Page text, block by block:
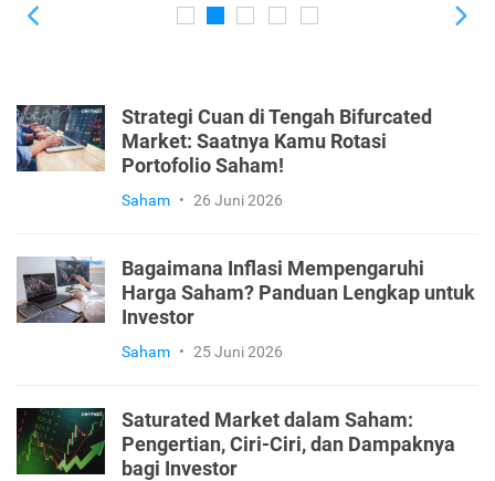
Strategi Cuan di Tengah Bifurcated
Market: Saatnya Kamu Rotasi
Portofolio Saham!
Saham • 26 Juni 2026
Bagaimana Inflasi Mempengaruhi
Harga Saham? Panduan Lengkap untuk
Investor
Saham • 25 Juni 2026
Saturated Market dalam Saham:
Pengertian, Ciri-Ciri, dan Dampaknya
bagi Investor